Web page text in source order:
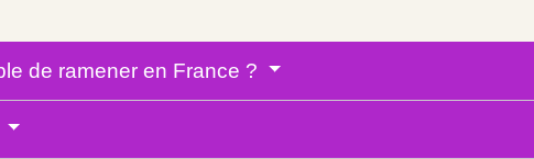
de ramener en France ?